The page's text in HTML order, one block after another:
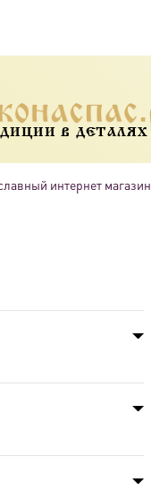
В ДЕТАЛЯХ
интернет магазин